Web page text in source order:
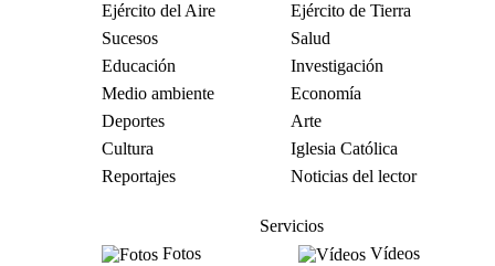
Ejército del Aire
Ejército de Tierra
Sucesos
Salud
Educación
Investigación
Medio ambiente
Economía
Deportes
Arte
Cultura
Iglesia Católica
Reportajes
Noticias del lector
Servicios
Fotos
Vídeos